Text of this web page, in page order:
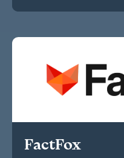
FactFox